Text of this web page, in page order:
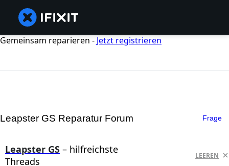
Gemeinsam reparieren - Jetzt registrieren
Leapster GS Reparatur Forum Frage
Leapster GS – hilfreichste
Threads
LEEREN